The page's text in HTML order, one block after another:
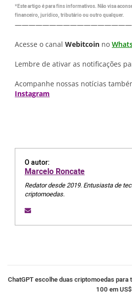
*Este artigo é para fins informativos. Não visa
financeiro, jurídico, tributário ou outro qualquer.
Acesse o canal Webitcoin no
Lembre de ativar as notificações
Acompanhe nossas notícias
Instagram
O autor:
Marcelo Roncate
Redator desde 2019. Entusiasta de
criptomoedas.
ChatGPT escolhe duas criptomoedas
100 em